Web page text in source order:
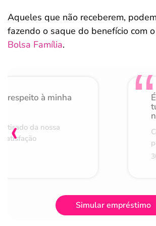
Aqueles que não receberem,
fazendo o saque do benefício com
Bolsa Família.
respeito à minha
da nossa
‹
Simular empréstimo